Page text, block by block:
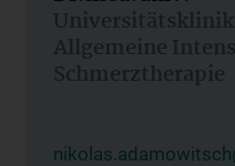
Allgemeine
Schmerztherapie